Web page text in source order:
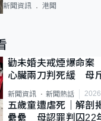
新聞資訊 港聞
勸未婚夫戒煙爆命
心臟兩刀判死緩 母
新聞資訊 新聞熱話
五歲童遭虐死｜解剖
纍纍 母認罪判囚22